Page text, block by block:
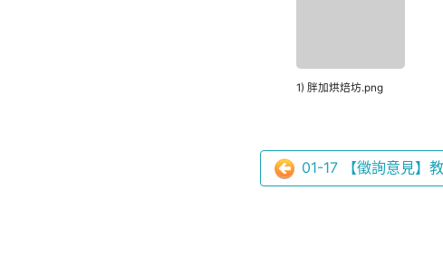
1) 胖加烘焙坊.png
01-17 【徵詢意見】